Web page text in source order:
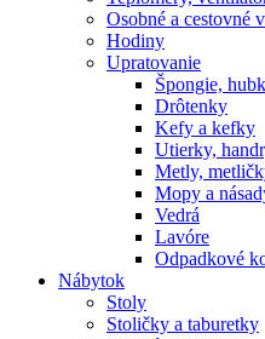
Osobné a cestovné
Hodiny
Upratovanie
Špongie,
Drôtenky
Kefy a kefky
Utierky,
Metly,
Mopy a
Vedrá
Lavóre
Odpadkové
Nábytok
Stoly
Stoličky a taburetky